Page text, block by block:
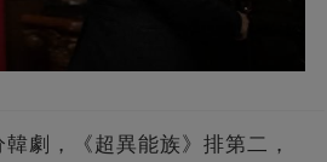
劇，《超異能族》排第二，